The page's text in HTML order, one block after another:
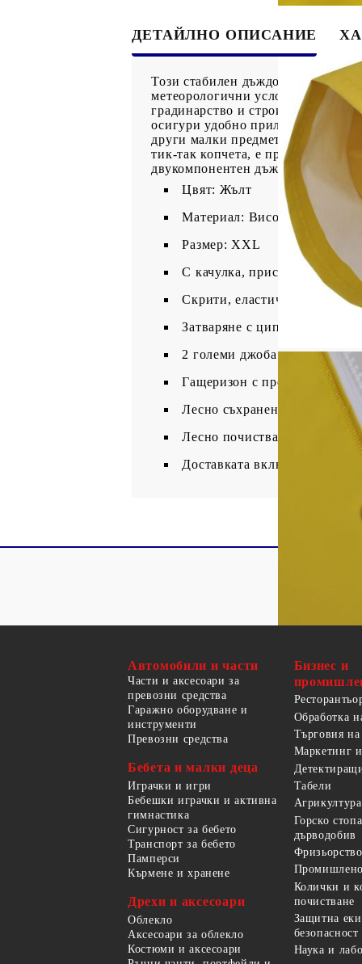
ДЕТАЙЛНО ОПИСАНИЕ
Този стабилен дъждобран в 2
метеорологични условия. Той е
градинарство и строителни
осигури удобно прилягане. Той
други малки предмети близо до
тик-так копчета, е проектирано
двукомпонентен дъждовен
Цвят: Жълт
Материал:
Размер: XXL
С качулка, пристягаща се с
Скрити, еластични маншети
Затваряне с цип, покрит с
2 големи джоба с капаци
Гащеризон с презрамки
Лесно съхранение
Лесно почистване
Доставката включва сако и
Автомобили и части
Части и аксесоари за
превозни средства
Гаражно оборудване и
инструменти
Превозни средства
Бебета и малки деца
Играчки и игри
Бебешки играчки и активна
гимнастика
Сигурност за бебето
Транспорт за бебето
Памперси
Кърмене и хранене
Дрехи и аксесоари
Облекло
Аксесоари за облекло
Костюми и аксесоари
Бизнес и
Обработка
Търговия
Маркетинг
Табели
Агрикултура
Горско
дърводобив
Колички и
почистване
Защитна
Наука и